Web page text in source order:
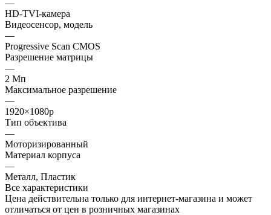
—
HD-TVI-камера
Видеосенсор, модель
—
Progressive Scan CMOS
Разрешение матрицы
—
2 Мп
Максимальное разрешение
—
1920×1080p
Тип объектива
—
Моторизированный
Материал корпуса
—
Металл, Пластик
Все характеристики
Цена действительна только для интернет-магазина и может
отличаться от цен в розничных магазинах